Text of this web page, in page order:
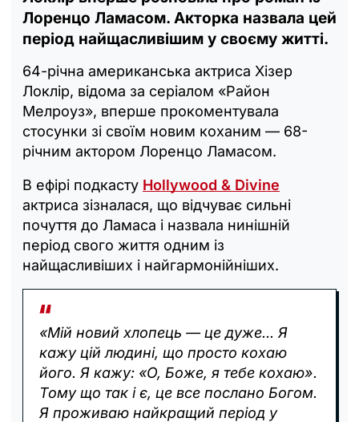
Лоренцо Ламасом. Акторка назвала цей
період найщасливішим у своєму житті.
64-річна американська актриса Хізер
Локлір, відома за серіалом «Район
Мелроуз», вперше прокоментувала
стосунки зі своїм новим коханим — 68-
річним актором Лоренцо Ламасом.
В ефірі подкасту Hollywood & Divine
актриса зізналася, що відчуває сильні
почуття до Ламаса і назвала нинішній
період свого життя одним із
найщасливіших і найгармонійніших.
«Мій новий хлопець — це дуже... Я
кажу цій людині, що просто кохаю
його. Я кажу: «О, Боже, я тебе кохаю».
Тому що так і є, це все послано Богом.
Я проживаю найкращий період у